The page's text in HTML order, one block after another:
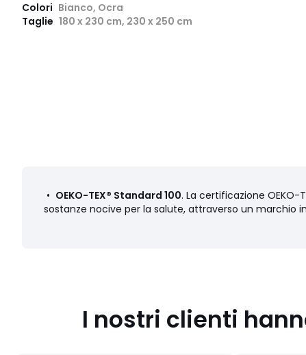
Colori Bianco, Ocra
Taglie 180 x 230 cm, 230 x 250 cm
• OEKO-TEX® Standard 100. La certificazione
sostanze nocive per la salute, attraverso un marchio
I nostri clienti